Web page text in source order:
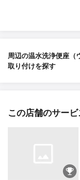
周辺の温水洗浄便座（
取り付けを探す
この店舗のサービ